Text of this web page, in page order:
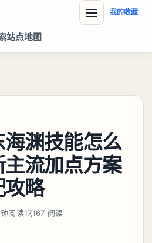
站点地图
我的收藏
渊技能怎么
流加点方案
略
阅读17,167 阅读